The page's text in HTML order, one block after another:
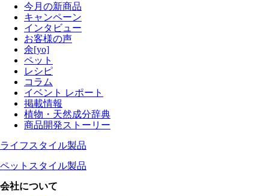
今月の新商品
キャンペーン
インタビュー
お客様の声
余[yo]
ペット
レシピ
コラム
イベント レポート
掲載情報
植物・天然成分辞典
商品開発ストーリー
ライフスタイル製品
ペットスタイル製品
会社について